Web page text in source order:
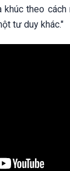
khúc theo
tư duy khác."